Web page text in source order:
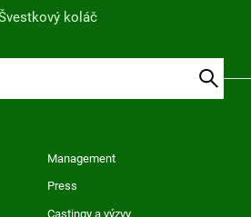
koláč
Management
Press
Castingy a výzvy